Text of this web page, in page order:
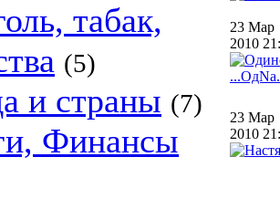
табак,
(5)
и страны (7)
Финансы
23 Мар
2010
23 Мар
2010